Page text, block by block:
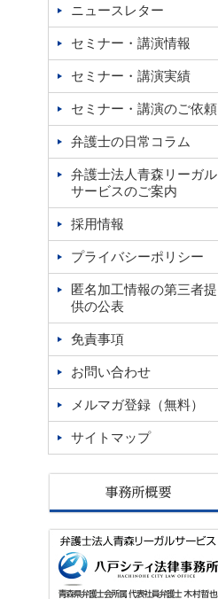
ニュースレター
セミナー・講演情報
セミナー・講演実績
セミナー・講演のご依頼
弁護士の日常コラム
弁護士法人青森リーガル
サービスのご案内
採用情報
プライバシーポリシー
匿名加工情報の第三者提
供の公表
免責事項
お問い合わせ
メルマガ登録（無料）
サイトマップ